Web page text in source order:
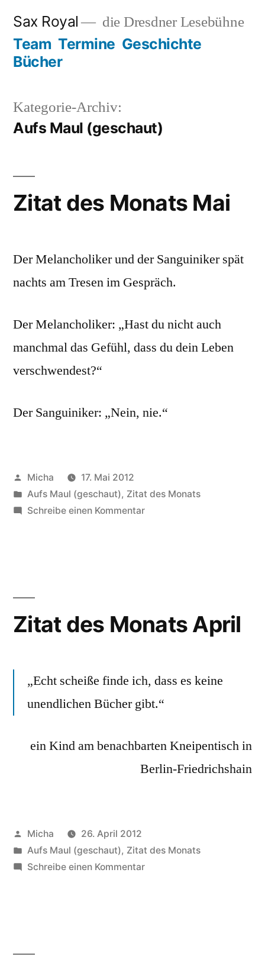
springen
Sax Royal die Dresdner Lesebühne
Team Termine Geschichte
Bücher
Kategorie-Archiv:
Aufs Maul (geschaut)
Zitat des Monats Mai
Der Melancholiker und der Sanguiniker spät
nachts am Tresen im Gespräch.
Der Melancholiker: „Hast du nicht auch
manchmal das Gefühl, dass du dein Leben
verschwendest?“
Der Sanguiniker: „Nein, nie.“
Veröffentlicht
von
Micha
17. Mai 2012
Veröffentlicht
unter
Aufs Maul (geschaut), Zitat des Monats
Schreibe einen Kommentarzu
Zitat des Monats April
„Echt scheiße finde ich, dass es keine
unendlichen Bücher gibt.“
ein Kind am benachbarten Kneipentisch in
Berlin-Friedrichshain
Veröffentlicht
von
Micha
26. April 2012
Veröffentlicht
unter
Aufs Maul (geschaut), Zitat des Monats
Schreibe einen Kommentarzu